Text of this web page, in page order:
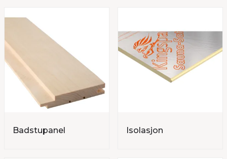
Enten du planlegger en ny badstu eller skal
oppgradere en eksisterende, kan vi hjelpe deg å sette
sammen riktige badstumaterialer basert på rommets
størrelse, bruk og estetikk. Med over 20 års erfaring
og tilgang til markedets ledende merkevarer, tilbyr vi
rådgivning og materialpakker som gjør
byggeprosessen trygg, effektiv og helhetlig. Ta
Badstupanel Isolasjon